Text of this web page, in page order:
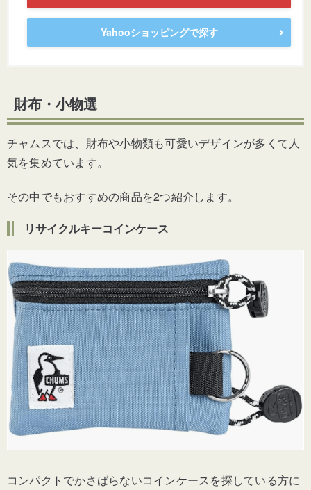
Yahooショッピングで探す
財布・小物選
チャムスでは、財布や小物類も可愛いデザインが多くて人
気を集めています。
その中でもおすすめの商品を2つ紹介します。
リサイクルキーコインケース
コンパクトでかさばらないコインケースを探している方に